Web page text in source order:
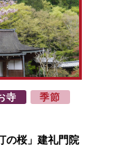
寺 季節
の桜」建礼門院